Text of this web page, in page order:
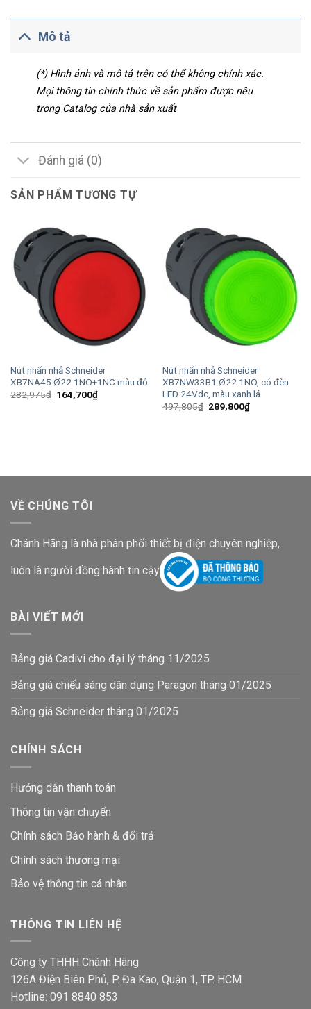
Mô tả
(*) Hình ảnh và mô tả trên có thể không chính xác.
Mọi thông tin chính thức về sản phẩm được nêu
trong Catalog của nhà sản xuất
Đánh giá (0)
SẢN PHẨM TƯƠNG TỰ
Nút nhấn nhả Schneider
XB7NA45 Ø22 1NO+1NC màu đỏ
282,975₫ Giá
164,700₫Giá
hiện
Nút nhấn nhả Schneider
XB7NW33B1 Ø22 1NO, có đèn
LED 24Vdc, màu xanh lá
497,805₫ Giá
289,800₫Giá
hiện
VỀ CHÚNG TÔI
Chánh Hãng là nhà phân phối thiết bị điện chuyên nghiệp,
luôn là người đồng hành tin cậy
BÀI VIẾT MỚI
Bảng giá Cadivi cho đại lý tháng 11/2025
Bảng giá chiếu sáng dân dụng Paragon tháng 01/2025
Bảng giá Schneider tháng 01/2025
CHÍNH SÁCH
Hướng dẫn thanh toán
Thông tin vận chuyển
Chính sách Bảo hành & đổi trả
Chính sách thương mại
Bảo vệ thông tin cá nhân
THÔNG TIN LIÊN HỆ
Công ty THHH Chánh Hãng
126A Điện Biên Phủ, P. Đa Kao, Quận 1, TP. HCM
Hotline: 091 8840 853